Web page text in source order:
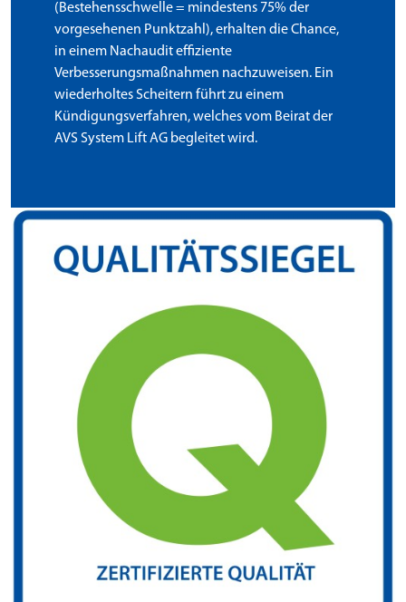
(Bestehensschwelle = mindestens 75% der
vorgesehenen Punktzahl), erhalten die Chance,
in einem Nachaudit effiziente
Verbesserungsmaßnahmen nachzuweisen. Ein
wiederholtes Scheitern führt zu einem
Kündigungsverfahren, welches vom Beirat der
AVS System Lift AG begleitet wird.